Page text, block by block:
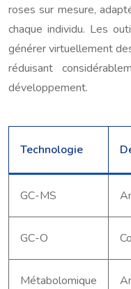
roses sur mesure,
chaque individu. Les
générer virtuellement
réduisant
développement.
Technologie
GC-MS
GC-O
Métabolomique